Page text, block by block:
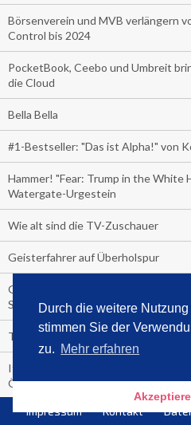
Durch die weitere
stimmen Sie der
zu. Mehr erfahren
Börsenverein und MVB verlängern
Control bis 2024
PocketBook, Ceebo und Umbreit
die Cloud
Bella Bella
#1-Bestseller: "Das ist Alpha!" von
Hammer! "Fear: Trump in the White
Watergate-Urgestein
Wie alt sind die TV-Zuschauer
Geisterfahrer auf Überholspur
Gegen Einsamkeit: Single-Haushalte
Stunden TV
TV-Quote:
Italienisches Kochbuch schießt auf
Österreich und Schweiz
Blick in die Garage der TV-
Impressum Kontakt